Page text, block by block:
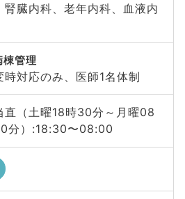
腎臓内科、老年内科、血液内
棟管理
時対応のみ、医師1名体制
直（土曜18時30分～月曜08
分）:18:30〜08:00